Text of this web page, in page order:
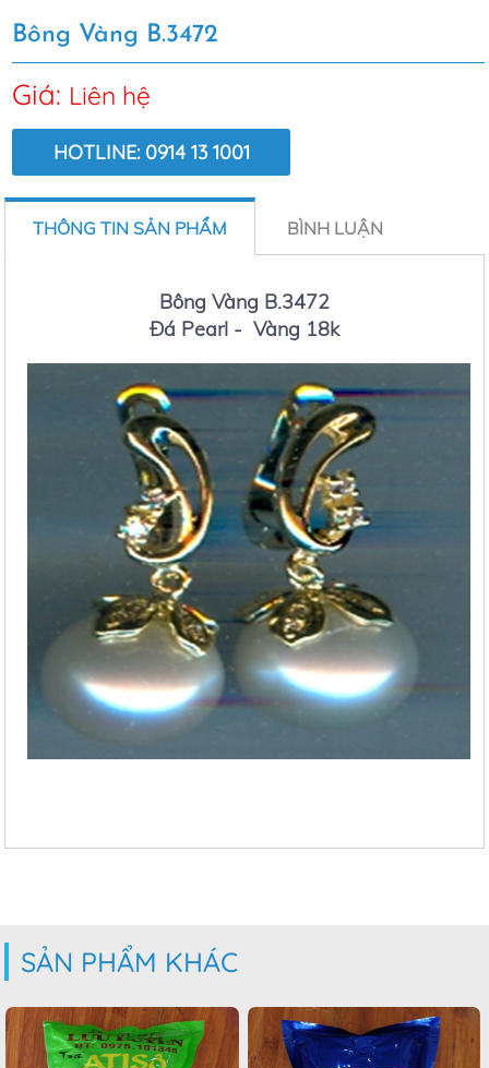
Bông Vàng B.3472
Giá: Liên hệ
HOTLINE: 0914 13 1001
THÔNG TIN SẢN PHẨM BÌNH LUẬN
Bông Vàng B.3472
Đá Pearl - Vàng 18k
SẢN PHẨM KHÁC